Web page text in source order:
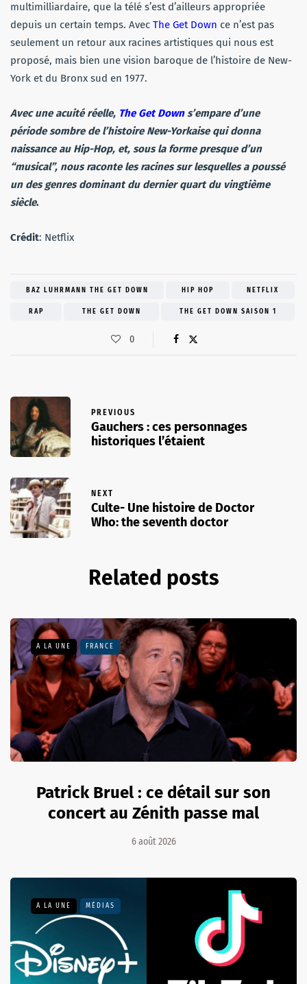
multimilliardaire, que la télé s’est d’ailleurs appropriée
depuis un certain temps. Avec The Get Down ce n’est pas
seulement un retour aux racines artistiques qui nous est
proposé, mais bien une vision baroque de l’histoire de New-
York et du Bronx sud en 1977.
Avec une acuité réelle, The Get Downs’empare d’une
période sombre de l’histoire New-Yorkaise qui donna
naissance au Hip-Hop, et, sous la forme presque d’un
“musical”, nous raconte les racines sur lesquelles a poussé
un des genres dominant du dernier quart du vingtième
siècle.
Crédit: Netflix
BAZ LUHRMANN THE GET DOWN HIP HOP NETFLIX
RAP THE GET DOWN THE GET DOWN SAISON 1
0
PREVIOUS
Gauchers : ces personnages
historiques l’étaient
NEXT
Culte- Une histoire de Doctor
Who: the seventh doctor
Related posts
A LA UNE FRANCE
Patrick Bruel : ce détail sur son
concert au Zénith passe mal
6 août 2026
A LA UNE MÉDIAS